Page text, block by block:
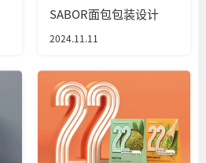
SABOR面包包装设计
2024.11.11